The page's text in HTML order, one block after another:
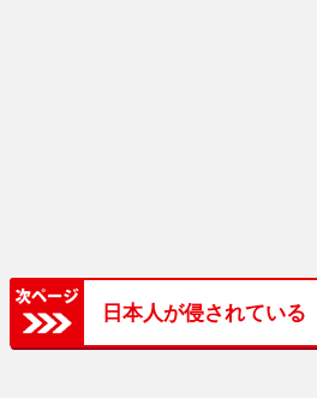
日本人が侵されている